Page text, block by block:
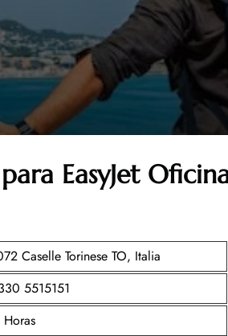
EasyJet
Caselle Torinese TO, Italia
5515151